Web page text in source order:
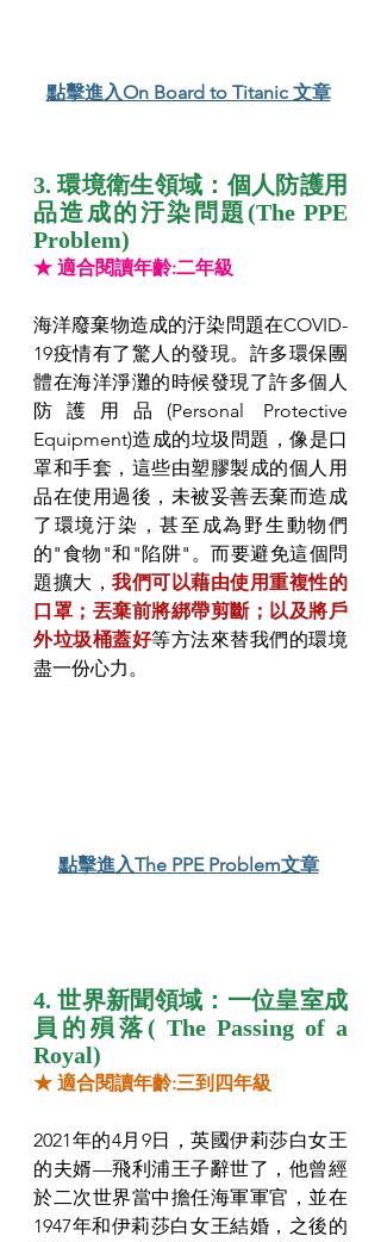
點擊進入On Board to Titanic 文章
3. 環境衛生領域：個人防護用
品造成的汙染問題(The PPE
Problem)
★ 適合閱讀年齡:二年級
海洋廢棄物造成的汙染問題在COVID-
19疫情有了驚人的發現。許多環保團
體在海洋淨灘的時候發現了許多個人
防護用品(Personal Protective
Equipment)造成的垃圾問題，像是口
罩和手套，這些由塑膠製成的個人用
品在使用過後，未被妥善丟棄而造成
了環境汙染，甚至成為野生動物們
的"食物"和"陷阱"。而要避免這個問
題擴大，我們可以藉由使用重複性的
口罩；丟棄前將綁帶剪斷；以及將戶
外垃圾桶蓋好等方法來替我們的環境
盡一份心力。
點擊進入The PPE Problem文章
4. 世界新聞領域：一位皇室成
員的殞落( The Passing of a
Royal)
★ 適合閱讀年齡:三到四年級
2021年的4月9日，英國伊莉莎白女王
的夫婿—飛利浦王子辭世了，他曾經
於二次世界當中擔任海軍軍官，並在
1947年和伊莉莎白女王結婚，之後的